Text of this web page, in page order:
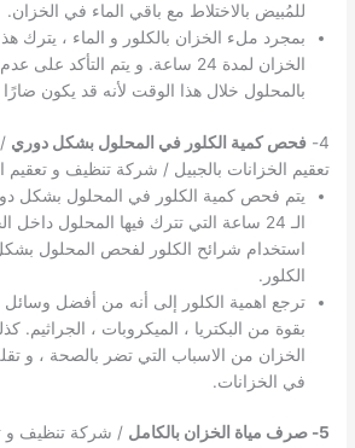
للمُبيض بالاختلاط مع باقي الماء في الخزان.
بمجرد ملء الخزان بالكلور و الماء ، يترك
الخزان لمدة 24 ساعة. و يتم
بالمحلول خلال هذا الوقت لأنه قد يكون ضارًا
4- فحص كمية الكلور في المحلول بشكل دوري
تعقيم الخزانات بالجبيل / شركة تنظيف و تعقيم
يتم فحص كمية الكلور في المحلول بشكل
الـ 24 ساعة التي تترك فيها المحلول
استخدام شرائح الكلور لفحص المحلول
الكلور.
ترجع اهمية الكلور إلى أنه من أفضل وسائل
بقوة من البكتريا ، الميكروبات ، الجراثيم.
الخزان من الاسباب التي تضر بالصحة ، و
في الخزانات.
5- صرف مياة الخزان بالكامل
/ شركة تنظيف و